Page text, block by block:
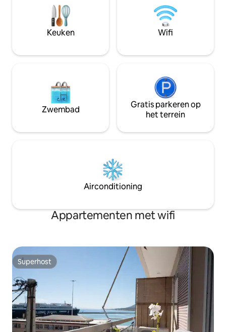
zee gaan. Je kunt genieten van wakker
worden in een huis waar je geen
geluiden kunt horen, behalve het geluid
van vogels.
met een extra
dorpsstrand ligt
er zijn rieten
trap naar de zee.
Keuken Wifi
Zwembad
Gratis parkeren op
het terrein
Airconditioning
Appartementen met wifi
Superhost
Superhost